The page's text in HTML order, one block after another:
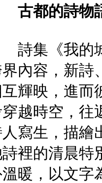
都的詩物
集《我的城
內容，新詩
輝映，進而
越時空，往
寫生，描繪
裡的清晨特
暖，以文字